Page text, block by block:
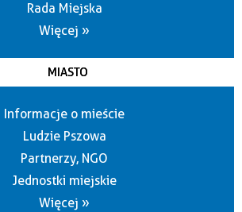
Rada Miejska
Więcej »
MIASTO
Informacje o mieście
Ludzie Pszowa
Partnerzy, NGO
Jednostki miejskie
Więcej »